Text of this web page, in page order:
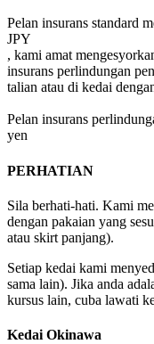
Pelan insurans standard
JPY
, kami amat
insurans perlindungan
talian atau di kedai
Pelan insurans
yen
PERHATIAN
Sila berhati-hati. Kami
dengan pakaian yang
atau skirt panjang).
Setiap kedai kami
sama lain). Jika anda
kursus lain, cuba lawati
Kedai Okinawa